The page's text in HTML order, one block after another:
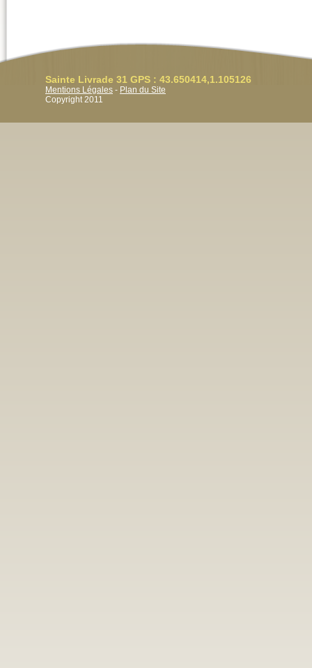
Sainte Livrade 31 GPS : 43.650414,1.105126
Mentions Légales - Plan du Site
Copyright 2011